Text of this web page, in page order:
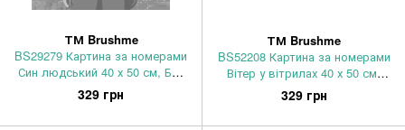
ТМ Brushme
BS29279 Картина за номерами
Син людський 40 х 50 см, Без
коробки
329 грн
ТМ Brushme
BS52208 Картина за номерами
Вітер у вітрилах 40 х 50 см,
Без коробки
329 грн